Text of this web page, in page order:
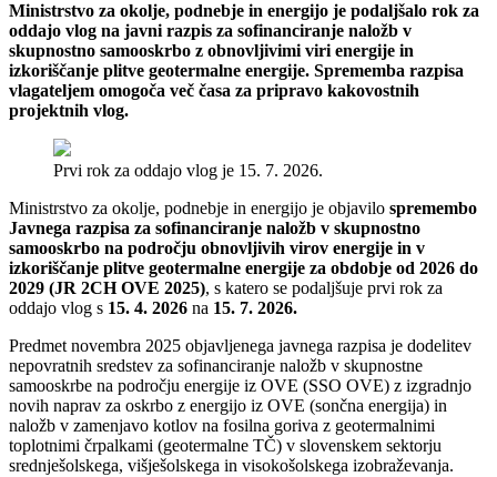
Ministrstvo za okolje, podnebje in energijo je podaljšalo rok za
oddajo vlog na javni razpis za sofinanciranje naložb v
skupnostno samooskrbo z obnovljivimi viri energije in
izkoriščanje plitve geotermalne energije. Sprememba razpisa
vlagateljem omogoča več časa za pripravo kakovostnih
projektnih vlog.
Prvi rok za oddajo vlog je 15. 7. 2026.
Ministrstvo za okolje, podnebje in energijo je objavilo spremembo
Javnega razpisa za sofinanciranje naložb v skupnostno
samooskrbo na področju obnovljivih virov energije in v
izkoriščanje plitve geotermalne energije za obdobje od 2026 do
2029 (JR 2CH OVE 2025), s katero se podaljšuje prvi rok za
oddajo vlog s 15. 4. 2026 na 15. 7. 2026.
Predmet novembra 2025 objavljenega javnega razpisa je dodelitev
nepovratnih sredstev za sofinanciranje naložb v skupnostne
samooskrbe na področju energije iz OVE (SSO OVE) z izgradnjo
novih naprav za oskrbo z energijo iz OVE (sončna energija) in
naložb v zamenjavo kotlov na fosilna goriva z geotermalnimi
toplotnimi črpalkami (geotermalne TČ) v slovenskem sektorju
srednješolskega, višješolskega in visokošolskega izobraževanja.